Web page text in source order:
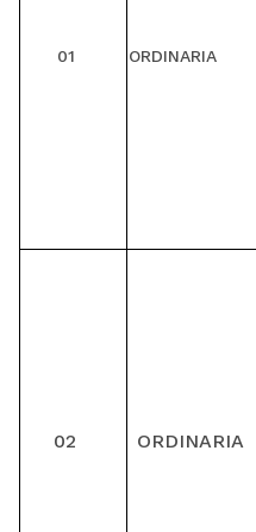
01 ORDINARIA
02 ORDINARIA